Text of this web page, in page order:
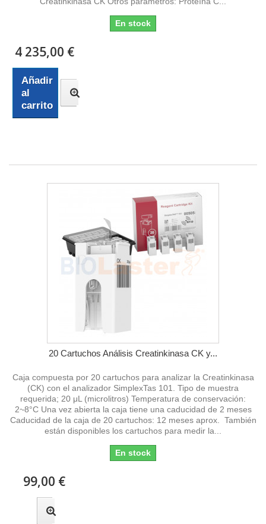
En stock
4 235,00 €
Añadir
al
carrito
20 Cartuchos Análisis Creatinkinasa CK y...
Caja compuesta por 20 cartuchos para analizar la Creatinkinasa
(CK) con el analizador SimplexTas 101. Tipo de muestra
requerida; 20 μL (microlitros) Temperatura de conservación:
2~8°C Una vez abierta la caja tiene una caducidad de 2 meses
Caducidad de la caja de 20 cartuchos: 12 meses aprox. También
están disponibles los cartuchos para medir la...
En stock
99,00 €